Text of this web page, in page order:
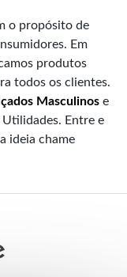
o propósito de
Em
produtos
todos os clientes.
Masculinos e
Utilidades. Entre e
ideia chame